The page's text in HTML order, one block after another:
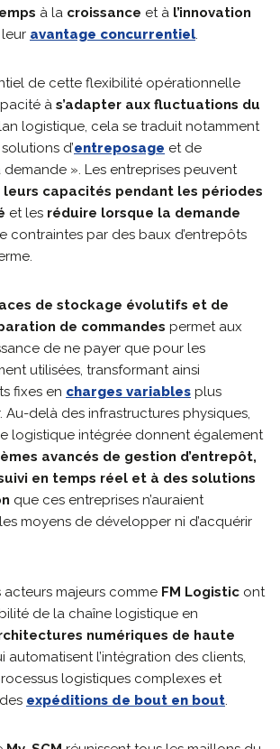
à la croissance et à l’innovation
avantage concurrentiel.
de cette flexibilité opérationnelle
à s’adapter aux fluctuations du
logistique, cela se traduit notamment
d’entreposage et de
». Les entreprises peuvent
capacités pendant les périodes
et les réduire lorsque la demande
contraintes par des baux d’entrepôts
de stockage évolutifs et de
de commandes permet aux
de ne payer que pour les
utilisées, transformant ainsi
fixes en charges variables plus
Au-delà des infrastructures physiques,
logistique intégrée donnent également
avancés de gestion d’entrepôt,
en temps réel et à des solutions
que ces entreprises n’auraient
moyens de développer ni d’acquérir
acteurs majeurs comme FM Logistic ont
de la chaîne logistique en
numériques de haute
automatisent l’intégration des clients,
logistiques complexes et
expéditions de bout en bout.